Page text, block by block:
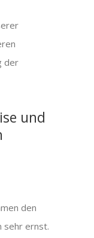
der
und
den
sehr ernst.